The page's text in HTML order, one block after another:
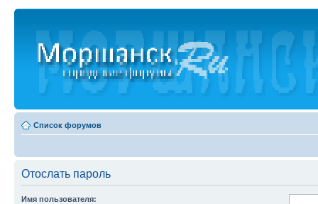
Список форумов
Отослать пароль
Имя пользователя: